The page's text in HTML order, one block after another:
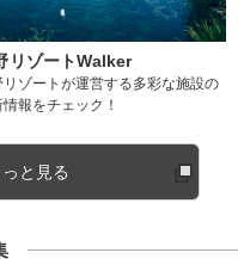
リゾートWalker
リゾートが運営する多彩な施設の
報をチェック！
と見る